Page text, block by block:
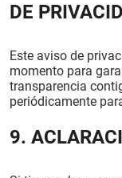
DE
Este aviso de
momento para
transparencia
periódicamente
9.